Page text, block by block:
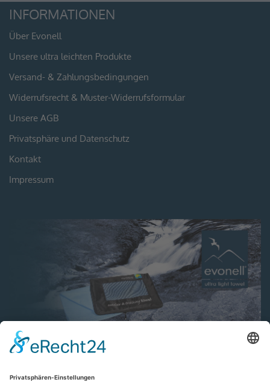
INFORMATIONEN
Über Evonell
Unsere ultra leichten Produkte
Versand- & Zahlungsbedingungen
Widerrufsrecht & Muster-Widerrufsformular
Unsere AGB
Privatsphäre und Datenschutz
Kontakt
Impressum